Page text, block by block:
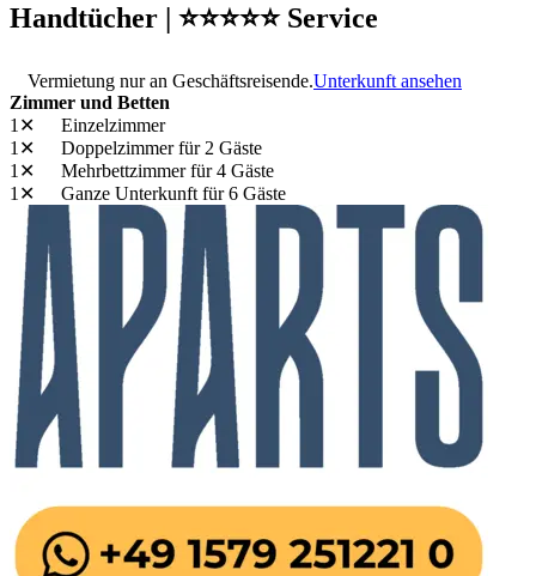
Handtücher | ⭐⭐⭐⭐⭐ Service
Vermietung nur an Geschäftsreisende.Unterkunft ansehen
Zimmer und Betten
1✕
Einzelzimmer
1✕
Doppelzimmerfür 2 Gäste
1✕
Mehrbettzimmerfür 4 Gäste
1✕
Ganze Unterkunft für 6 Gäste